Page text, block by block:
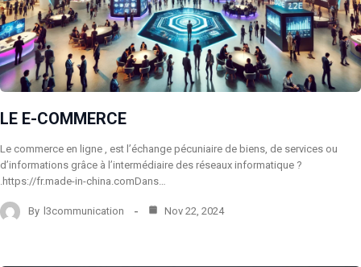
LE E-COMMERCE
Le commerce en ligne , est l’échange pécuniaire de biens, de services ou
d’informations grâce à l’intermédiaire des réseaux informatique ?
.https://fr.made-in-china.comDans…
By l3communication Nov 22, 2024